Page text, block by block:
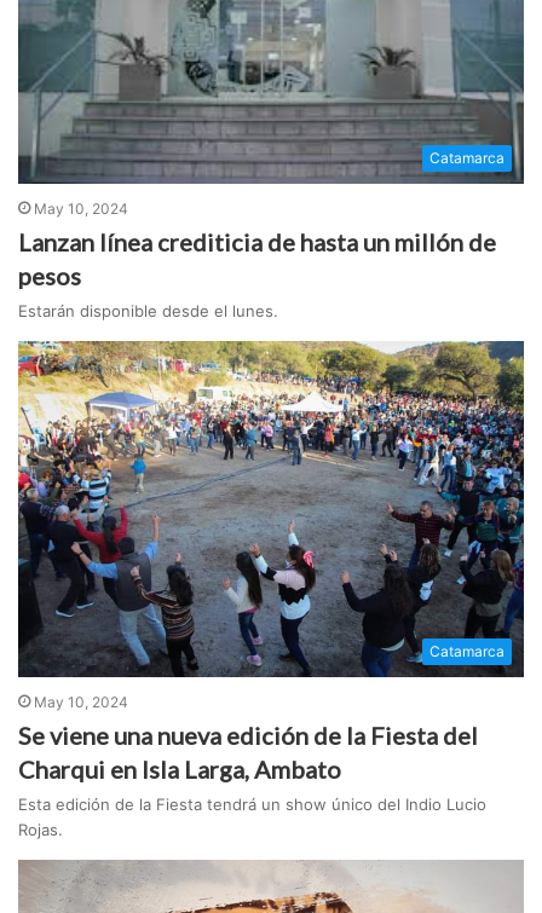
Catamarca
May 10, 2024
Lanzan línea crediticia de hasta un millón de
pesos
Estarán disponible desde el lunes.
Catamarca
May 10, 2024
Se viene una nueva edición de la Fiesta del
Charqui en Isla Larga, Ambato
Esta edición de la Fiesta tendrá un show único del Indio Lucio
Rojas.